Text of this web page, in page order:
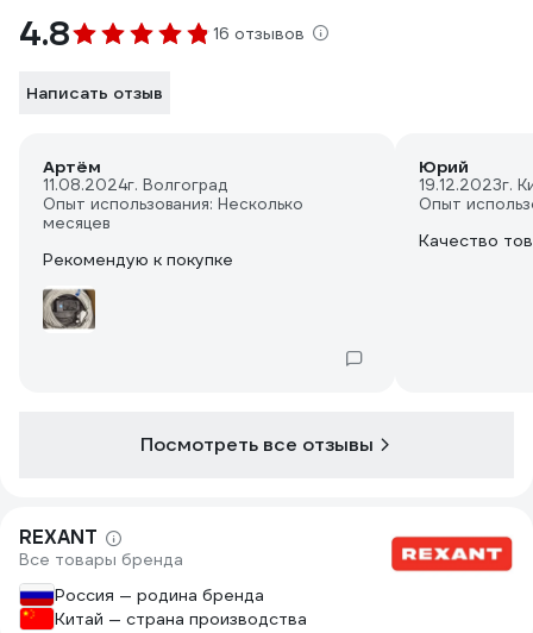
4.8 16 отзывов
Написать отзыв
Артём
11.08.2024г. Волгоград
Опыт использования: Несколько
месяцев
Рекомендую к покупке
Юрий
19.12.2023г.
Опыт
Качество
Посмотреть все отзывы
REXANT
Все товары бренда
Россия — родина бренда
Китай — страна производства